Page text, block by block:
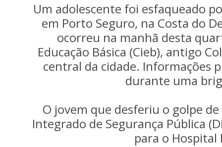
Um adolescente foi esfaqueado
em Porto Seguro, na Costa do
ocorreu na manhã desta
Educação Básica (Cieb), antigo
central da cidade. Informações
durante uma
O jovem que desferiu o golpe
Integrado de Segurança Pública
para o Hospital